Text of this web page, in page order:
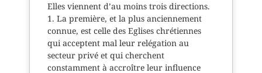
Elles viennent d’au moins trois directions.
1. La première, et la plus anciennement
connue, est celle des Eglises chrétiennes
qui acceptent mal leur relégation au
secteur privé et qui cherchent
constamment à accroître leur influence